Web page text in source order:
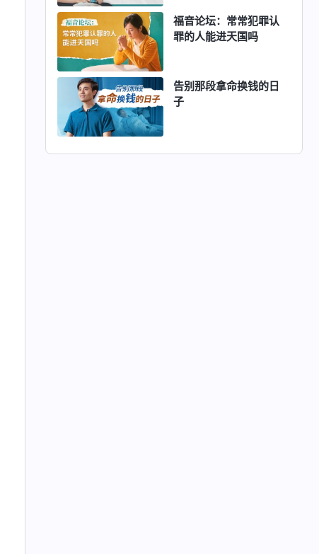
福音论坛：常常犯罪认
罪的人能进天国吗
告别那段拿命换钱的日
子